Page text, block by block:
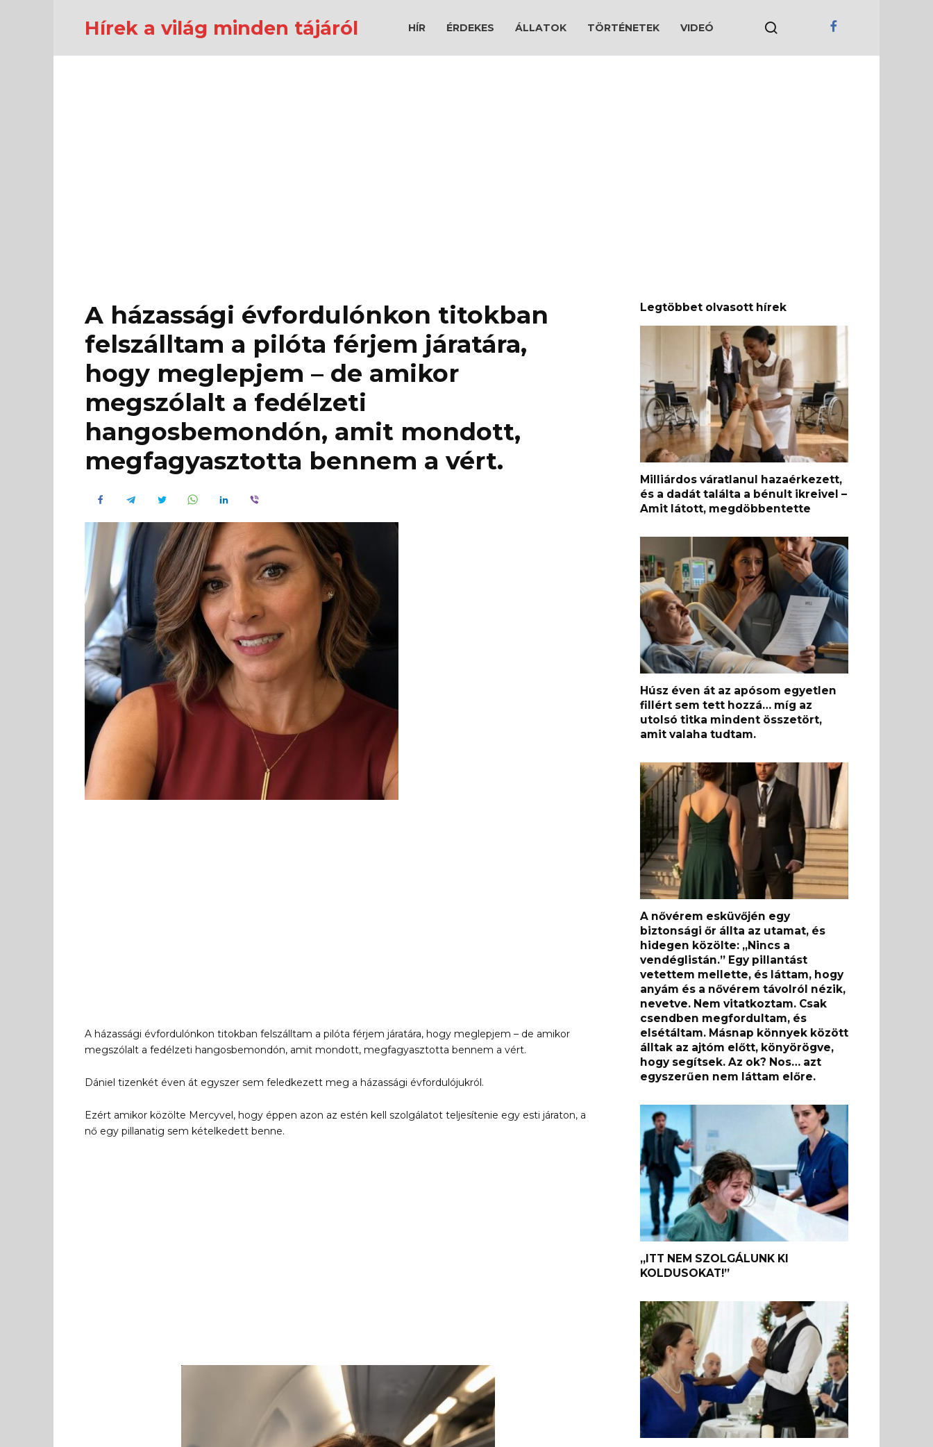
Hírek a világ minden tájáról HÍR ÉRDEKES ÁLLATOK TÖRTÉNETEK VIDEÓ
A házassági évfordulónkon titokban
felszálltam a pilóta férjem járatára,
hogy meglepjem – de amikor
megszólalt a fedélzeti
hangosbemondón, amit mondott,
megfagyasztotta bennem a vért.
A házassági évfordulónkon titokban felszálltam a pilóta férjem járatára, hogy meglepjem – de amikor
megszólalt a fedélzeti hangosbemondón, amit mondott, megfagyasztotta bennem a vért.
Dániel tizenkét éven át egyszer sem feledkezett meg a házassági évfordulójukról.
Ezért amikor közölte Mercyvel, hogy éppen azon az estén kell szolgálatot teljesítenie egy esti járaton, a
nő egy pillanatig sem kételkedett benne.
Legtöbbet olvasott hírek
Milliárdos váratlanul hazaérkezett,
és a dadát találta a bénult ikreivel –
Amit látott, megdöbbentette
Húsz éven át az apósom egyetlen
fillért sem tett hozzá… míg az
utolsó titka mindent összetört,
amit valaha tudtam.
A nővérem esküvőjén egy
biztonsági őr állta az utamat, és
hidegen közölte: „Nincs a
vendéglistán.” Egy pillantást
vetettem mellette, és láttam, hogy
anyám és a nővérem távolról nézik,
nevetve. Nem vitatkoztam. Csak
csendben megfordultam, és
elsétáltam. Másnap könnyek között
álltak az ajtóm előtt, könyörögve,
hogy segítsek. Az ok? Nos… azt
egyszerűen nem láttam előre.
„ITT NEM SZOLGÁLUNK KI
KOLDUSOKAT!”